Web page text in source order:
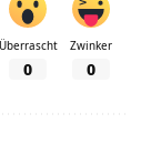
Überrascht
0
Zwinker
0